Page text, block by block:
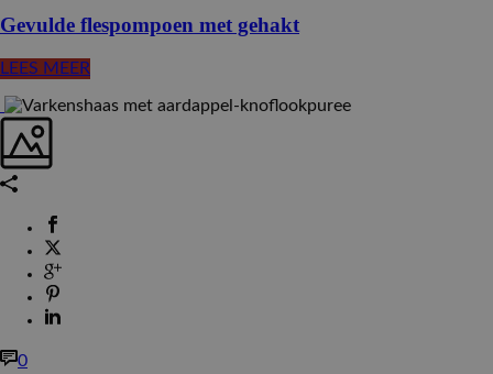
Gevulde flespompoen met gehakt
LEES MEER
0